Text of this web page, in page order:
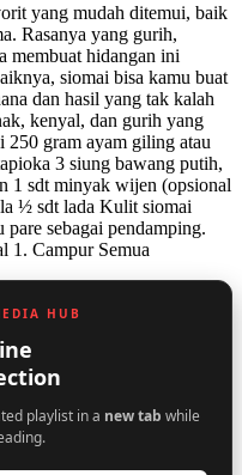
yang mudah ditemui, baik
Rasanya yang gurih,
membuat hidangan ini
siomai bisa kamu buat
dan hasil yang tak kalah
kenyal, dan gurih yang
250 gram ayam giling atau
3 siung bawang putih,
1 sdt minyak wijen (opsional
½ sdt lada Kulit siomai
sebagai pendamping.
1. Campur Semua
HUB
playlist in a new tab while